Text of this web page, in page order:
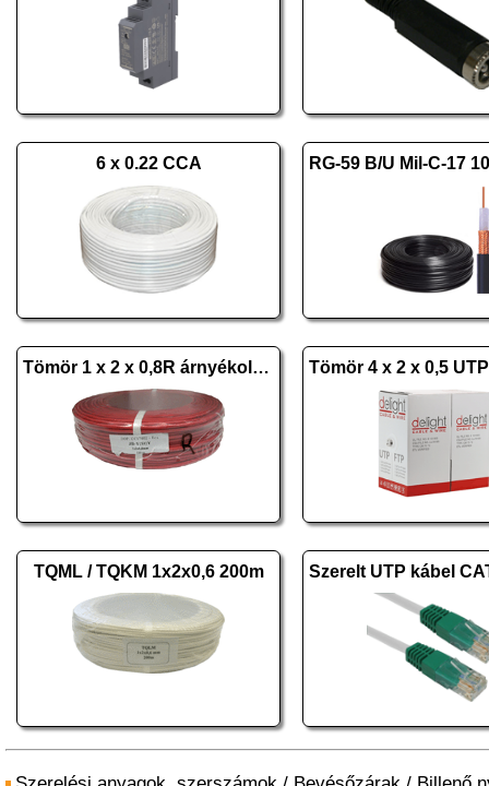
6 x 0.22 CCA
Tömör 1 x 2 x 0,8R árnyékolt réz
TQML / TQKM 1x2x0,6 200m